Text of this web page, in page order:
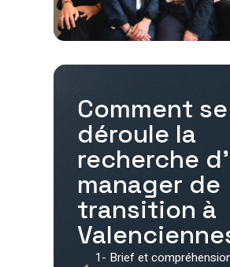
Comment se
déroule la
recherche
manager de
transition à
1- Brief et